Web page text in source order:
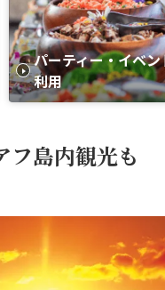
パーティー・イベ
利用
フ島内観光も